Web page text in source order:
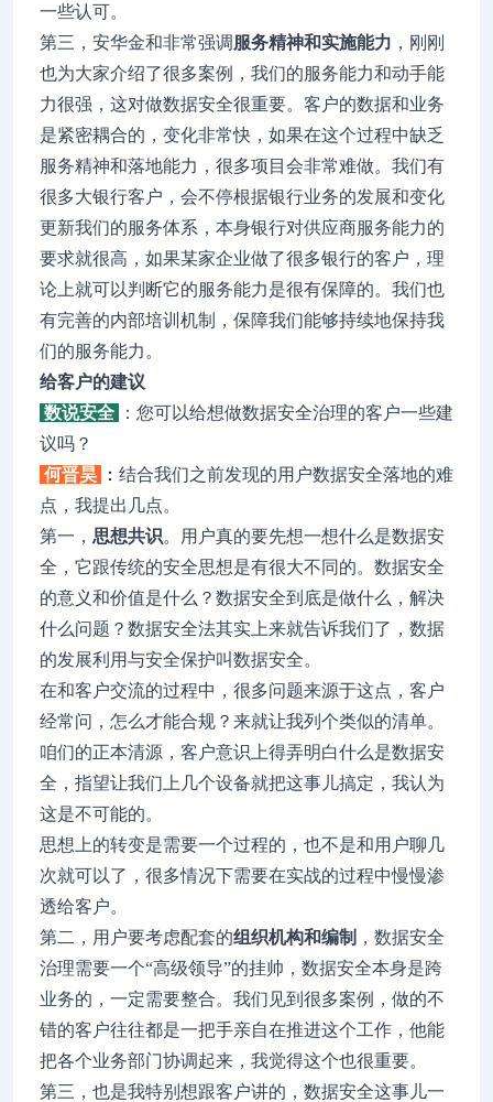
一些认可。
第三，安华金和非常强调服务精神和实施能力 ，刚刚
也为大家介绍了很多案例，我们的服务能力和动手能
力很强，这对做数据安全很重要。客户的数据和业务
是紧密耦合的，变化非常快，如果在这个过程中缺乏
服务精神和落地能力，很多项目会非常难做。我们有
很多大银行客户，会不停根据银行业务的发展和变化
更新我们的服务体系，本身银行对供应商服务能力的
要求就很高，如果某家企业做了很多银行的客户，理
论上就可以判断它的服务能力是很有保障的。我们也
有完善的内部培训机制，保障我们能够持续地保持我
们的服务能力。
给客户的建议
数说安全
：您可以给想做数据安全治理的客户一些建
议吗？
何晋昊
： 结合我们之前发现的用户数据安全落地的难
点，我提出几点。
第一， 思想共识。用户真的要先想一想什么是数据安
全，它跟传统的安全思想是有很大不同的。数据安全
的意义和价值是什么？数据安全到底是做什么，解决
什么问题？数据安全法其实上来就告诉我们了，数据
的发展利用与安全保护叫数据安全。
在和客户交流的过程中，很多问题来源于这点，客户
经常问，怎么才能合规？来就让我列个类似的清单。
咱们的正本清源，客户意识上得弄明白什么是数据安
全，指望让我们上几个设备就把这事儿搞定，我认为
这是不可能的。
思想上的转变是需要一个过程的，也不是和用户聊几
次就可以了，很多情况下需要在实战的过程中慢慢渗
透给客户。
第二，用户要考虑配套的组织机构和编制 ，数据安全
治理需要一个“高级领导”的挂帅，数据安全本身是跨
业务的，一定需要整合。我们见到很多案例，做的不
错的客户往往都是一把手亲自在推进这个工作，他能
把各个业务部门协调起来，我觉得这个也很重要。
第三，也是我特别想跟客户讲的，数据安全这事儿一